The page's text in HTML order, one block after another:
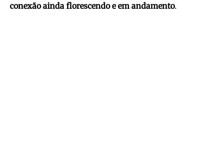
conexão ainda florescendo e em andamento.